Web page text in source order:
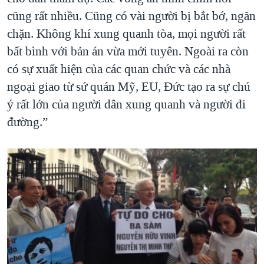
cũng rất nhiều. Cũng có vài người bị bắt bớ, ngăn
chặn. Không khí xung quanh tòa, mọi người rất
bất bình với bản án vừa mới tuyên. Ngoài ra còn
có sự xuất hiện của các quan chức và các nhà
ngoại giao từ sứ quán Mỹ, EU, Đức tạo ra sự chú
ý rất lớn của người dân xung quanh và người đi
đường.”